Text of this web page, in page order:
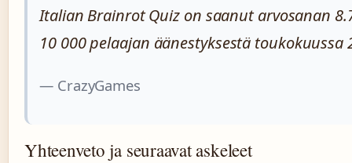
Italian Brainrot Quiz on saanut arvosanan
10 000 pelaajan äänestyksestä toukokuussa
— CrazyGames
Yhteenveto ja seuraavat askeleet